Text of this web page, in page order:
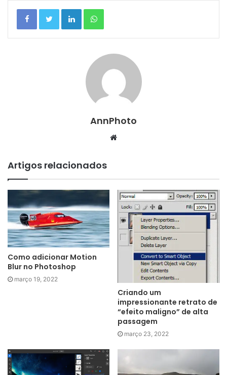
LinkedinWhatsApp
AnnPhoto
Website
Artigos relacionados
Como adicionar Motion
Blur no Photoshop
março 19, 2022
Criando um
impressionante retrato de
“efeito maligno” de alta
passagem
março 23, 2022